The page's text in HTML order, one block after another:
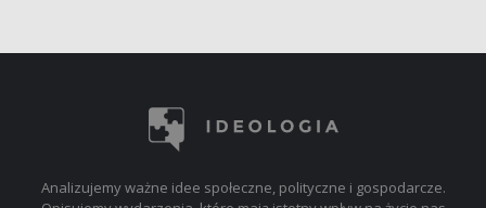
Analizujemy ważne idee społeczne, polityczne i gospodarcze.